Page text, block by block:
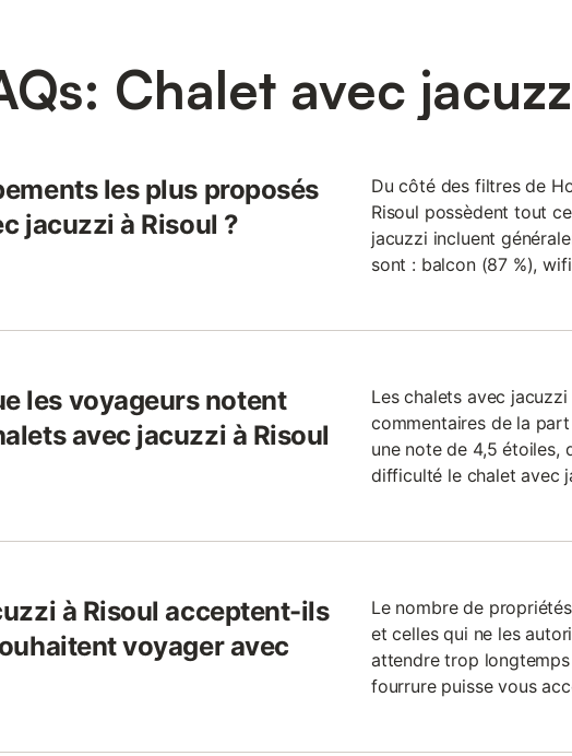
Chalet avec
les plus proposés
jacuzzi à Risoul ?
Du côté des filtres de
Risoul possèdent tout
jacuzzi incluent
sont : balcon (87 %),
les voyageurs notent
avec jacuzzi à Risoul
Les chalets avec
commentaires de la
une note de 4,5 étoiles,
difficulté le chalet avec
à Risoul acceptent-ils
voyager avec
Le nombre de
et celles qui ne les
attendre trop
fourrure puisse vous